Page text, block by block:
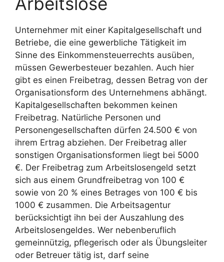
Unternehmer mit einer Kapitalgesellschaft und
Betriebe, die eine gewerbliche Tätigkeit im
Sinne des Einkommensteuerrechts ausüben,
müssen Gewerbesteuer bezahlen. Auch hier
gibt es einen Freibetrag, dessen Betrag von der
Organisationsform des Unternehmens abhängt.
Kapitalgesellschaften bekommen keinen
Freibetrag. Natürliche Personen und
Personengesellschaften dürfen 24.500 € von
ihrem Ertrag abziehen. Der Freibetrag aller
sonstigen Organisationsformen liegt bei 5000
€. Der Freibetrag zum Arbeitslosengeld setzt
sich aus einem Grundfreibetrag von 100 €
sowie von 20 % eines Betrages von 100 € bis
1000 € zusammen. Die Arbeitsagentur
berücksichtigt ihn bei der Auszahlung des
Arbeitslosengeldes. Wer nebenberuflich
gemeinnützig, pflegerisch oder als Übungsleiter
oder Betreuer tätig ist, darf seine